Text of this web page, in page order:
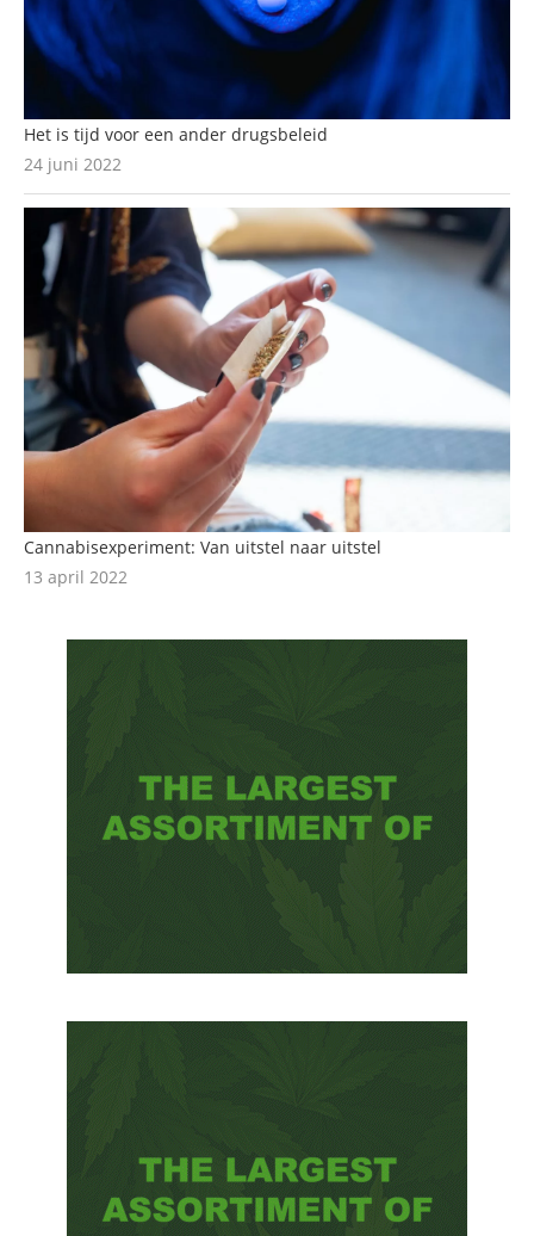
Het is tijd voor een ander drugsbeleid
24 juni 2022
Cannabisexperiment: Van uitstel naar uitstel
13 april 2022